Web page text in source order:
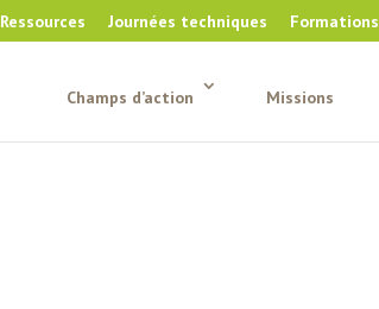
Ressources Journées techniques Formations
Champs d’action Missions